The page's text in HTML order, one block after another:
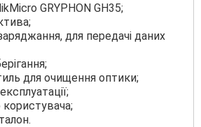
GRYPHON GH35;
для передачі даних
для очищення оптики;